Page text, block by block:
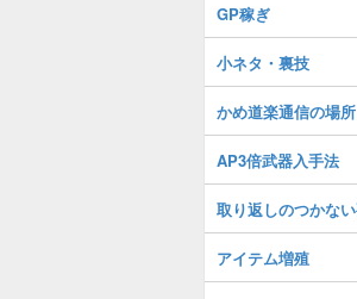
GP稼ぎ
小ネタ・裏技
かめ道楽通信の場所
AP3倍武器入手法
取り返しのつかな
アイテム増殖